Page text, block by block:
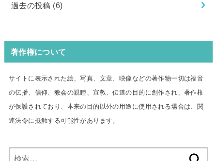
過去の投稿 (6)
著作権について
サイトに表示された絵、写真、文章、映像などの著作物一切は福音
の伝播、信仰、教会の親睦、宣教、伝道の目的に創作され、著作権
が保護されており、本来の目的以外の用途に使用される場合は、関
連法令に抵触する可能性があります。